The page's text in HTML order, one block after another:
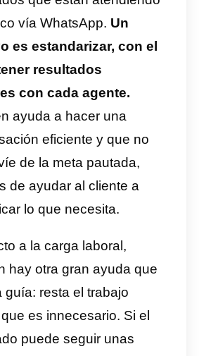
en la atención, sin
en el cambio de
disminuye la sobrecarga de
también porquese
las conversaciones
de la pantalla que
El orden hará que
sea mucho más rápida
con el cliente, por
menos mensajes por